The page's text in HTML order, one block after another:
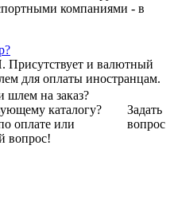
компаниями - в
Присутствует и валютный
для оплаты иностранцам.
шлем на заказ?
каталогу?
оплате или
вопрос!
Задать
вопрос